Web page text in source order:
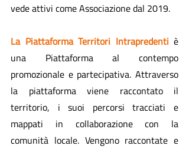
vede attivi come Associazione dal 2019.
La Piattaforma Territori Intrapredenti è
una Piattaforma al contempo
promozionale e partecipativa. Attraverso
la piattaforma viene raccontato il
territorio, i suoi percorsi tracciati e
mappati in collaborazione con la
comunità locale. Vengono raccontate e